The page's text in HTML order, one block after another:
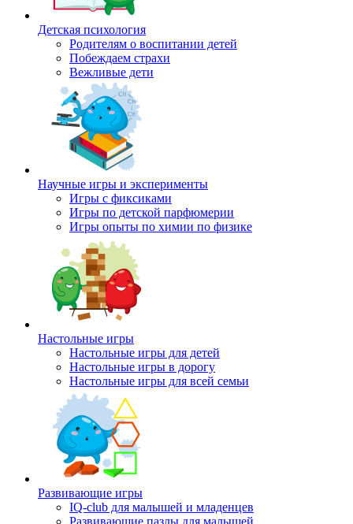
Детская психология
Родителям о воспитании детей
Побеждаем страхи
Вежливые дети
Научные игры и эксперименты
Игры с фиксиками
Игры по детской парфюмерии
Игры опыты по химии по физике
Настольные игры
Настольные игры для детей
Настольные игры в дорогу
Настольные игры для всей семьи
Развивающие игры
IQ-club для малышей и младенцев
Развивающие пазлы для малышей